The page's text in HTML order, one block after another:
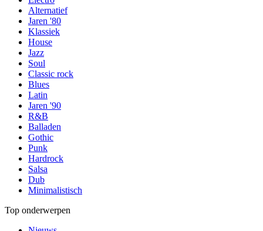
Alternatief
Jaren '80
Klassiek
House
Jazz
Soul
Classic rock
Blues
Latin
Jaren '90
R&B
Balladen
Gothic
Punk
Hardrock
Salsa
Dub
Minimalistisch
Top onderwerpen